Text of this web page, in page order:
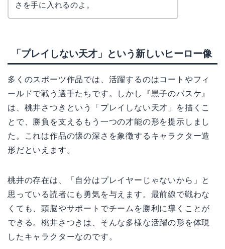
さを手に入れるのよ。
「プレイしない天才」という新しいヒーロー像
多くのスポーツ作品では、活躍するのはコートやフィ
ールドで戦う選手たちです。しかし『黒子のバスケ』
は、桃井さつきという「プレイしない天才」を描くこ
とで、勝負を支えるもう一つの才能の形を提示しまし
た。これは作品の懐の深さを象徴するキャラクター造
形だといえます。
桃井の存在は、「自分はプレイヤーじゃないから」と
思っている読者にも勇気を与えます。最前線で戦わな
くても、頭脳やサポートでチームを勝利に導くことが
できる。桃井さつきは、そんな多様な活躍の形を体現
したキャラクターなのです。